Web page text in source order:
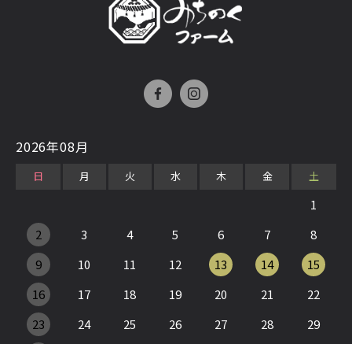
2026年08月
日 月 火 水 木 金 土
1
2
3 4 5 6 7
8
9
10 11 12 13 14
15
16
17 18 19 20 21
22
23
24 25 26 27 28
29